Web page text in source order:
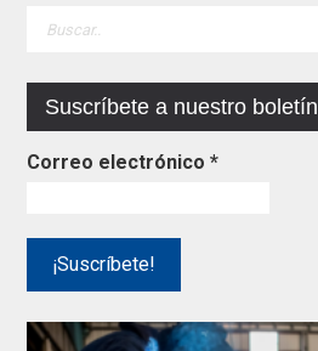
Suscríbete a nuestro boletín
Correo electrónico*